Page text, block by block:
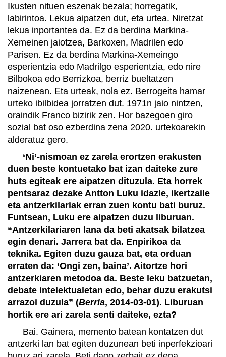
Ikusten nituen eszenak bezala; horregatik,
labirintoa. Lekua aipatzen dut, eta urtea. Niretzat
lekua inportantea da. Ez da berdina Markina-
Xemeinen jaiotzea, Barkoxen, Madrilen edo
Parisen. Ez da berdina Markina-Xemeingo
esperientzia edo Madrilgo esperientzia, edo nire
Bilbokoa edo Berrizkoa, berriz bueltatzen
naizenean. Eta urteak, nola ez. Berrogeita hamar
urteko ibilbidea jorratzen dut. 1971n jaio nintzen,
oraindik Franco bizirik zen. Hor bazegoen giro
sozial bat oso ezberdina zena 2020. urtekoarekin
alderatuz gero.
‘Ni’-nismoan ez zarela erortzen erakusten
duen beste kontuetako bat izan daiteke zure
huts egiteak ere aipatzen dituzula. Eta horrek
pentsaraz dezake Antton Luku idazle, ikertzaile
eta antzerkilariak erran zuen kontu bati buruz.
Funtsean, Luku ere aipatzen duzu liburuan.
“Antzerkilariaren lana da beti akatsak bilatzea
egin denari. Jarrera bat da. Enpirikoa da
teknika. Egiten duzu gauza bat, eta orduan
erraten da: ‘Ongi zen, baina’. Aitortze hori
antzerkiaren metodoa da. Beste leku batzuetan,
debate intelektualetan edo, behar duzu erakutsi
arrazoi duzula” (Berria, 2014-03-01). Liburuan
hortik ere ari zarela senti daiteke, ezta?
Bai. Gainera, memento batean kontatzen dut
antzerki lan bat egiten duzunean beti inperfekzioari